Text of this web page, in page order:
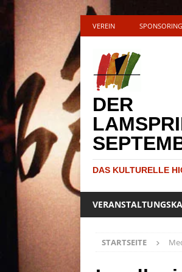
VEREIN SPONSORING
DER
DAS KULTURELLE
STARTSEITE